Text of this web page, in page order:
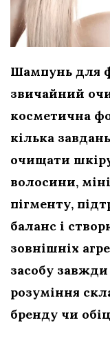
Шампунь для
звичайний
косметична
кілька
очищати
волосини,
пігменту,
баланс і
зовнішніх
засобу
розуміння
бренду чи